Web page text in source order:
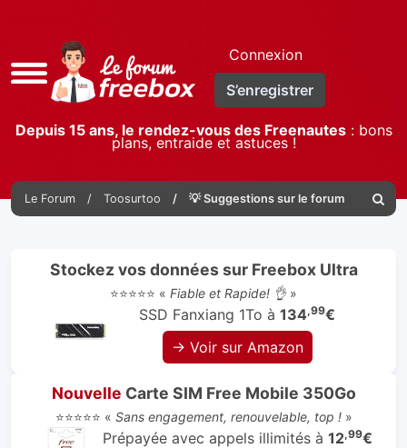
Accès
rapide
Connexion
S’enregistrer
Depuis 15 ans, le rendez-vous des Freenautes: bons
plans, entraide et astuces !
Le Forum Toosurtoo 💡 Suggestions sur le forum
Stockez vos données sur Freebox Ultra
⭐⭐⭐⭐⭐ « Fiable et Rapide! 👌»
SSD Fanxiang 1To à 134,99€
→ Voir sur Amazon
Nouvelle Carte SIM Free Mobile 350Go
⭐⭐⭐⭐⭐ « Sans engagement, renouvelable, top !»
Prépayée avec appels illimités à 12,99€